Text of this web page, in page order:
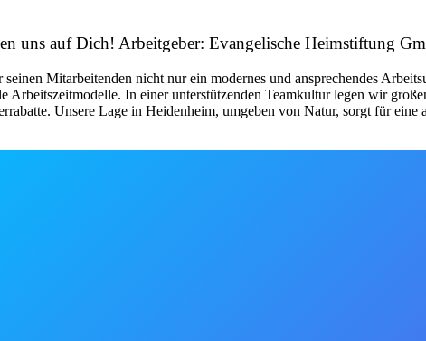
uns auf Dich! Arbeitgeber: Evangelische Heimstiftung
Mitarbeitenden nicht nur ein modernes und ansprechendes
Arbeitszeitmodelle. In einer unterstützenden Teamkultur legen wir
Unsere Lage in Heidenheim, umgeben von Natur, sorgt für eine